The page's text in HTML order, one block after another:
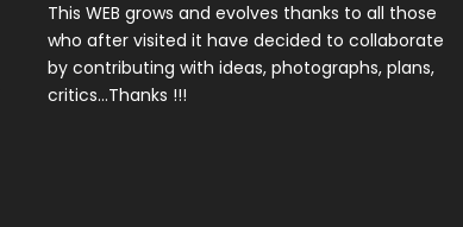
This WEB grows and evolves thanks to all those
who after visited it have decided to collaborate
by contributing with ideas, photographs, plans,
critics…Thanks !!!